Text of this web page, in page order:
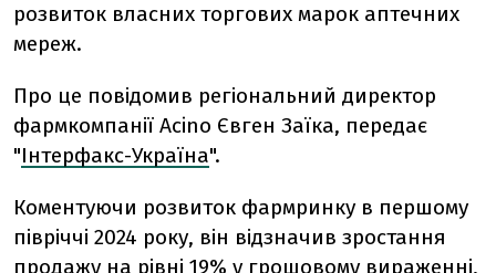
розвиток власних торгових марок аптечних
мереж.
Про це повідомив регіональний директор
фармкомпанії Acino Євген Заїка, передає
"Інтерфакс-Україна".
Коментуючи розвиток фармринку в першому
півріччі 2024 року, він відзначив зростання
продажу на рівні 19% у грошовому вираженні,